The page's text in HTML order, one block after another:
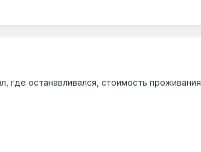
где останавливался, стоимость